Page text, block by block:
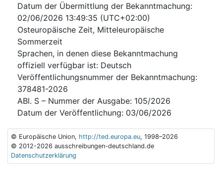
Datum der Übermittlung der Bekanntmachung:
02/06/2026 13:49:35 (UTC+02:00)
Osteuropäische Zeit, Mitteleuropäische
Sommerzeit
Sprachen, in denen diese Bekanntmachung
offiziell verfügbar ist: Deutsch
Veröffentlichungsnummer der Bekanntmachung:
378481-2026
ABl. S – Nummer der Ausgabe: 105/2026
Datum der Veröffentlichung: 03/06/2026
© Europäische Union, http://ted.europa.eu, 1998–2026
© 2012-2026 ausschreibungen-deutschland.de
Datenschutzerklärung